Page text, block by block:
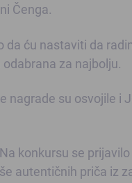
Čenga.
ću nastaviti da
za najbolju.
nagrade su osvojile i
konkursu se
autentičnih priča iz